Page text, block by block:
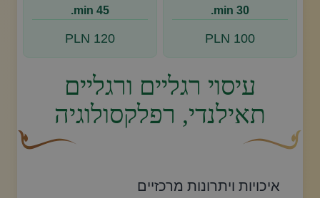
30 min.
100 PLN
45 min.
120 PLN
עיסוי רגליים ורגליים
תאילנדי, רפלקסולוגיה
איכויות ויתרונות מרכזיים